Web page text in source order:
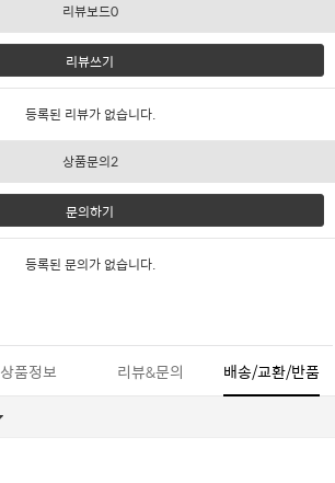
리뷰보드0
리뷰쓰기
등록된 리뷰가 없습니다.
상품문의2
문의하기
등록된 문의가 없습니다.
상품정보 리뷰&문의
배송/교환/반품